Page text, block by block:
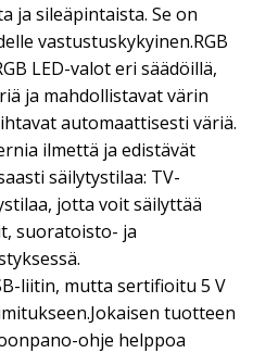
ja sileäpintaista. Se on
vastustuskykyinen.RGB
LED-valot eri säädöillä,
ja mahdollistavat värin
automaattisesti väriä.
ilmettä ja edistävät
säilytystilaa: TV-
jotta voit säilyttää
suoratoisto- ja
liitin, mutta sertifioitu 5 V
tuotteen
ohje helppoa